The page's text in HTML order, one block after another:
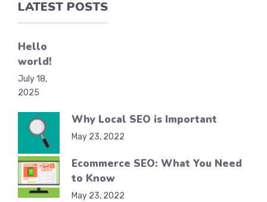
LATEST POSTS
Hello
world!
July 18,
2025
Why Local SEO is Important
May 23, 2022
Ecommerce SEO: What You Need
to Know
May 23, 2022